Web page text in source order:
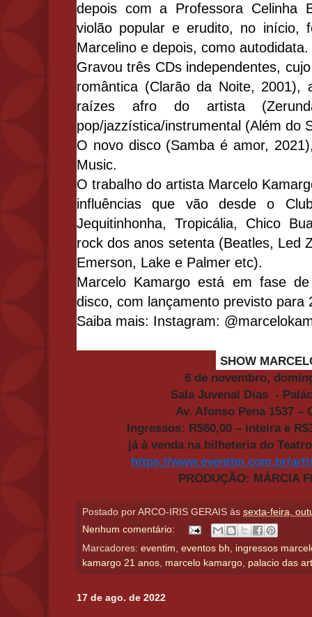
depois com a Professora Celinha
violão popular e erudito, no início,
Marcelino e depois, como autodidata.
Gravou três CDs independentes,
romântica (Clarão da Noite, 2001),
raízes afro do artista
pop/jazzística/instrumental (Além do
O novo disco (Samba é amor,
Music.
O trabalho do artista Marcelo
influências que vão desde o
Jequitinhonha, Tropicália, Chico
rock dos anos setenta (Beatles, Led
Emerson, Lake e Palmer etc).
Marcelo Kamargo está em fase
disco, com lançamento previsto para
Saiba mais: Instagram:
SHOW
6 de novembro,
Sala Juvenal Dias -
Av. Afonso Pena 1537 –
Ingressos: R$60,00 – inteira e
já à venda na bilheteria do
https://www.eventim.com.br/
PRODUÇÃO: MÁRCIA
Postado por ARCO-IRIS GERAIS às sexta-feira,
Nenhum comentário:
Marcadores: eventim eventos bh
ingressos
kamargo 21 anos marcelo kamargo palacio das
17 de ago. de 2022